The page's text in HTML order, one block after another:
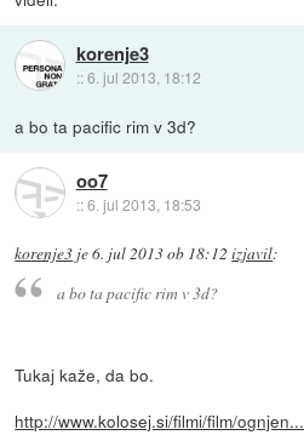
korenje3
::6. jul 2013, 18:12
a bo ta pacific rim v 3d?
oo7
::6. jul 2013, 18:53
korenje3 je6. jul 2013 ob 18:12 izjavil:
a bo ta pacific rim v 3d?
Tukaj kaže, da bo.
http://www.kolosej.si/filmi/film/ognjen...